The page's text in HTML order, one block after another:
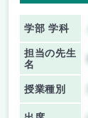
学部 学科
担当の先生
名
授業種別